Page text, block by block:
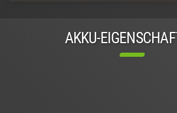
AKKU-